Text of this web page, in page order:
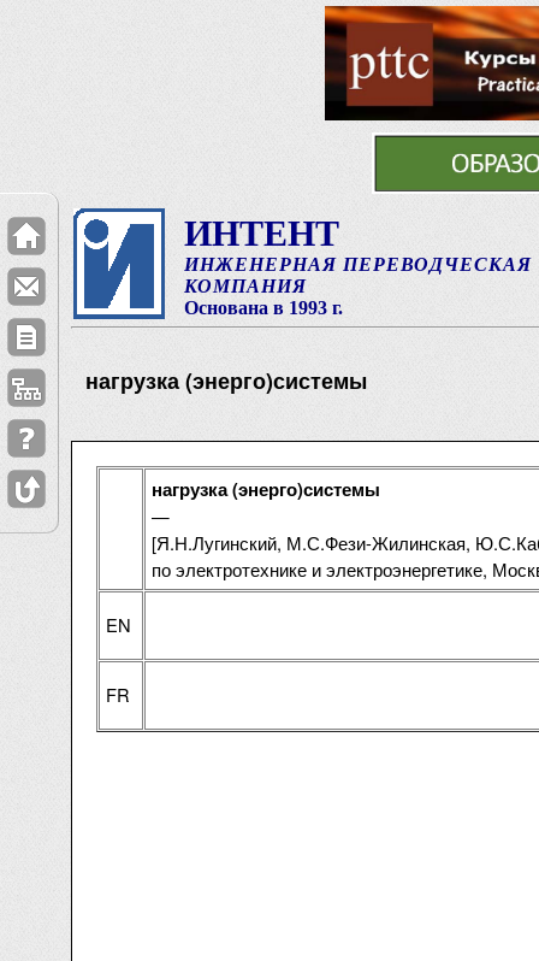
ИНТЕНТ
ИНЖЕНЕРНАЯ ПЕРЕВОДЧЕСКАЯ
КОМПАНИЯ
Основана в 1993 г.
нагрузка (энерго)системы
нагрузка (энерго)системы
—
[Я.Н.Лугинский, М.С.Фези-Жилинская,
по электротехнике и электроэнергетике,
EN
FR